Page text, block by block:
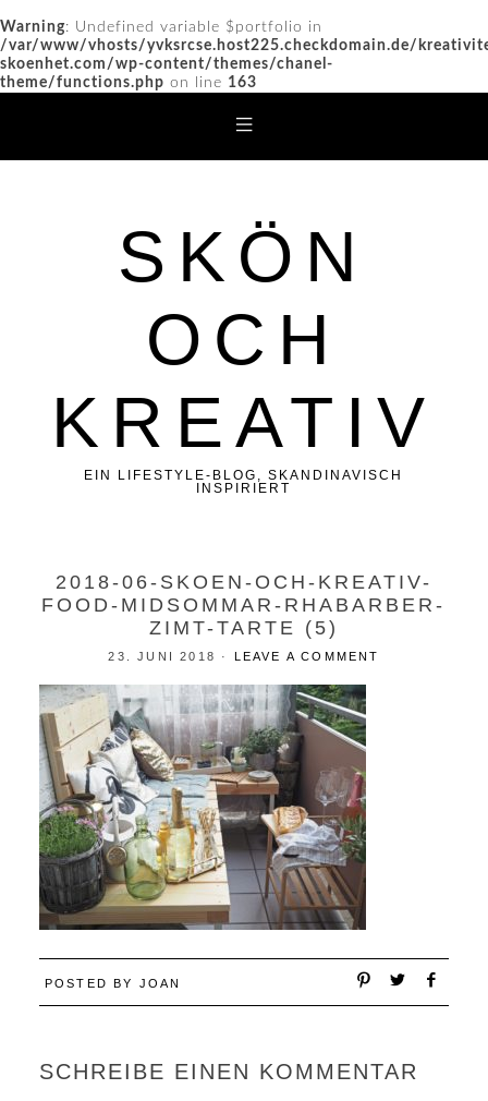
Warning: Undefined variable $portfolio in
/var/www/vhosts/yvksrcse.host225.checkdomain.de/
skoenhet.com/wp-content/themes/chanel-
theme/functions.php on line 163
SKÖN
OCH
KREATIV
EIN LIFESTYLE-BLOG, SKANDINAVISCH
INSPIRIERT
2018-06-SKOEN-OCH-KREATIV-
FOOD-MIDSOMMAR-RHABARBER-
ZIMT-TARTE (5)
23. JUNI 2018 · LEAVE A COMMENT
POSTED BY JOAN
SCHREIBE EINEN KOMMENTAR